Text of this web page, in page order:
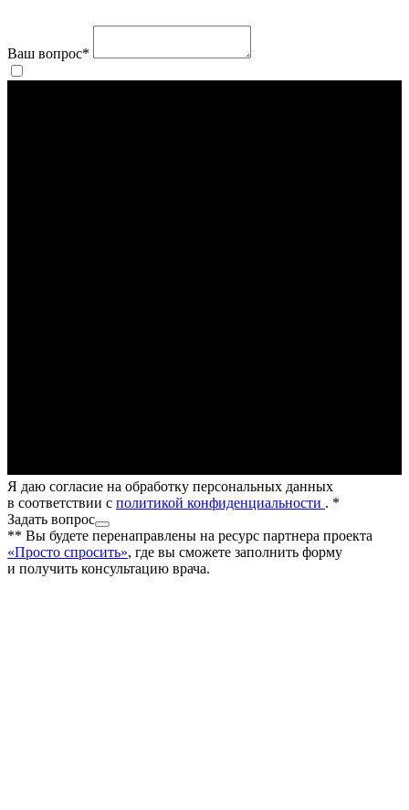
Ваш вопрос*
Я даю согласие на обработку персональных данных
в соответствии с политикой конфиденциальности . *
Задать вопрос
** Вы будете перенаправлены на ресурс партнера проекта
«Просто спросить», где вы сможете заполнить форму
и получить консультацию врача.